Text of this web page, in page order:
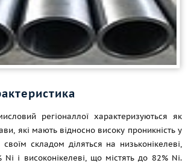
регіоналлої характеризуються як
які мають відносно високу проникність у
складом діляться на низьконікелеві,
Ni і високонікелеві, що містять до 82% Ni.